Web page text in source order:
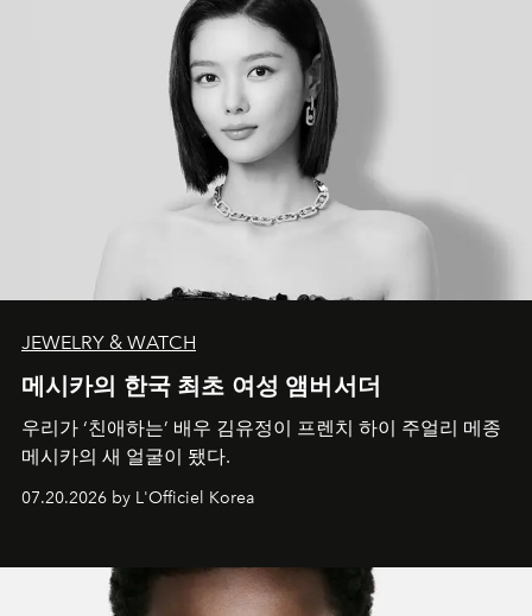
JEWELRY & WATCH
메시카의 한국 최초 여성 앰버서더
우리가 ‘친애하는’ 배우 김유정이 프렌치 하이 주얼리 메종
메시카의 새 얼굴이 됐다.
07.20.2026 by L'Officiel Korea